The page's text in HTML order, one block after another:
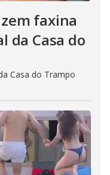
faxina
da Casa do
Casa do Trampo